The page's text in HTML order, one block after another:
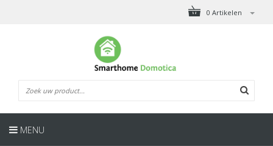
0 Artikelen
MENU